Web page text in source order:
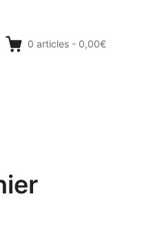
0 articles - 0,00€